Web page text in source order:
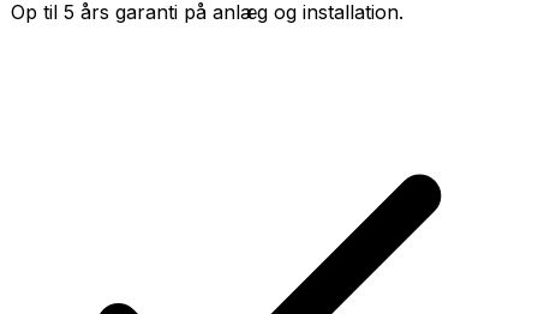
Op til 5 års garanti på anlæg og installation.